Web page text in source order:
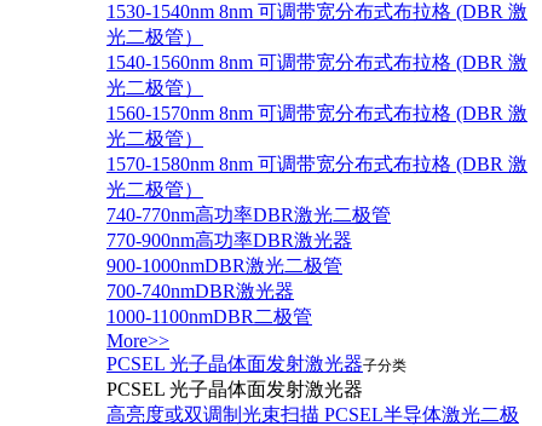
1530-1540nm 8nm 可调带宽分布式布拉格 (DBR 激
光二极管）
1540-1560nm 8nm 可调带宽分布式布拉格 (DBR 激
光二极管）
1560-1570nm 8nm 可调带宽分布式布拉格 (DBR 激
光二极管）
1570-1580nm 8nm 可调带宽分布式布拉格 (DBR 激
光二极管）
740-770nm高功率DBR激光二极管
770-900nm高功率DBR激光器
900-1000nmDBR激光二极管
700-740nmDBR激光器
1000-1100nmDBR二极管
More>>
PCSEL 光子晶体面发射激光器子分类
PCSEL 光子晶体面发射激光器
高亮度或双调制光束扫描 PCSEL半导体激光二极